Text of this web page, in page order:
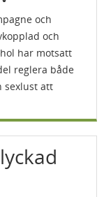
och
och
har motsatt
reglera både
sexlust att